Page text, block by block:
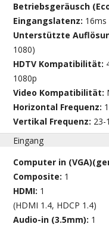
Betriebsgeräusch
Eingangslatenz: 16ms
Unterstützte
1080)
HDTV Kompatibilität:
1080p
Video Kompatibilität:
Horizontal Frequenz:
Vertikal Frequenz: 23-
Eingang
Computer in
Composite: 1
HDMI: 1
(HDMI 1.4, HDCP 1.4)
Audio-in (3.5mm): 1